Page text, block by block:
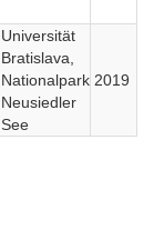
Universität
Bratislava,
Nationalpark
Neusiedler
See
2019